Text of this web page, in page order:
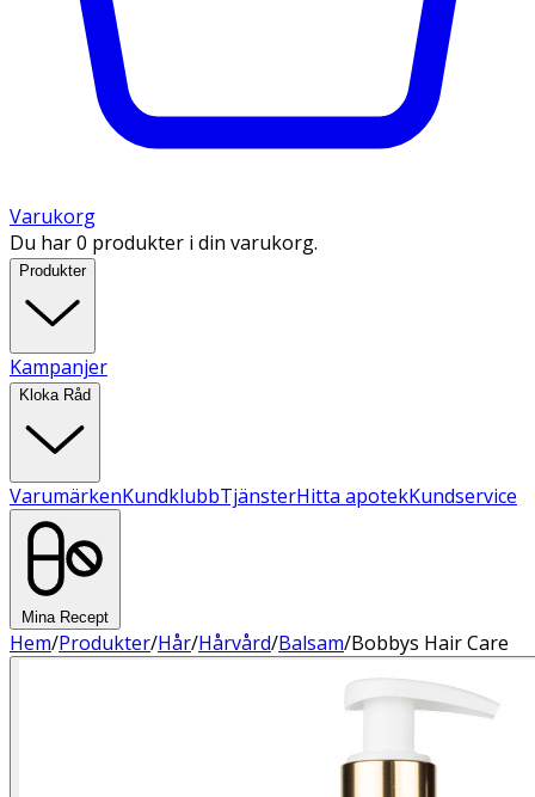
Varukorg
Du har 0 produkter i din varukorg.
Produkter
Kampanjer
Kloka Råd
VarumärkenKundklubbTjänsterHitta apotekKundservice
Mina Recept
Hem/Produkter/Hår/Hårvård/Balsam/Bobbys Hair Care